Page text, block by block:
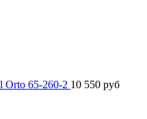
Orto 65-260-2 10 550 руб